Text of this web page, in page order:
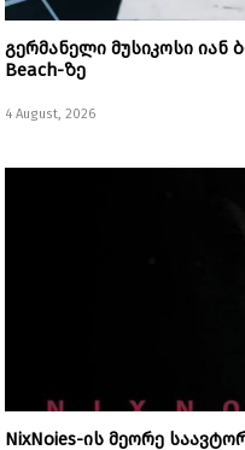
გერმანელი მუსიკოსი იან
Beach-ზე
4 August, 2026
NixNoies-ის მეორე